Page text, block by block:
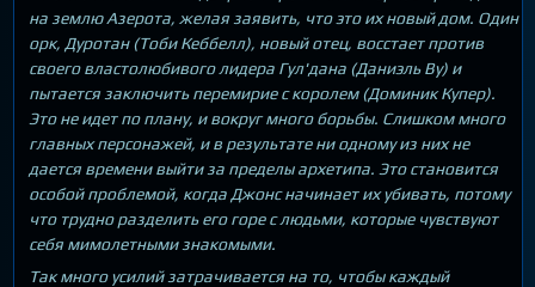
на землю Азерота, желая заявить, что это их новый дом. Один
орк, Дуротан (Тоби Кеббелл), новый отец, восстает против
своего властолюбивого лидера Гул'дана (Даниэль Ву) и
пытается заключить перемирие с королем (Доминик Купер).
Это не идет по плану, и вокруг много борьбы. Слишком много
главных персонажей, и в результате ни одному из них не
дается времени выйти за пределы архетипа. Это становится
особой проблемой, когда Джонс начинает их убивать, потому
что трудно разделить его горе с людьми, которые чувствуют
себя мимолетными знакомыми.
Так много усилий затрачивается на то, чтобы каждый